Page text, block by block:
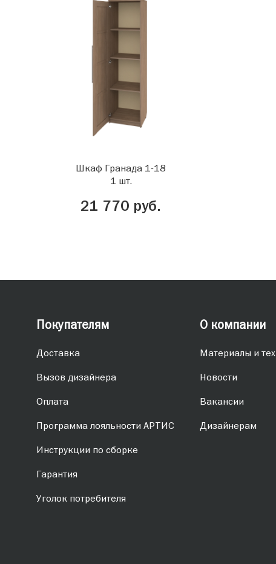
Шкаф Гранада 1-18
1 шт.
21 770 руб.
Покупателям
Доставка
Вызов дизайнера
Оплата
Программа лояльности АРТИС
Инструкции по сборке
Гарантия
Уголок потребителя
О компании
Материалы и
Новости
Вакансии
Дизайнерам